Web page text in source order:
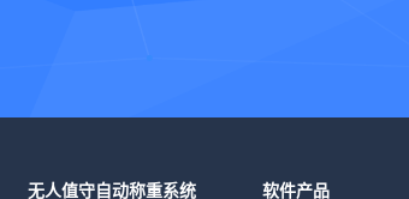
无人值守自动称重系统 软件产品